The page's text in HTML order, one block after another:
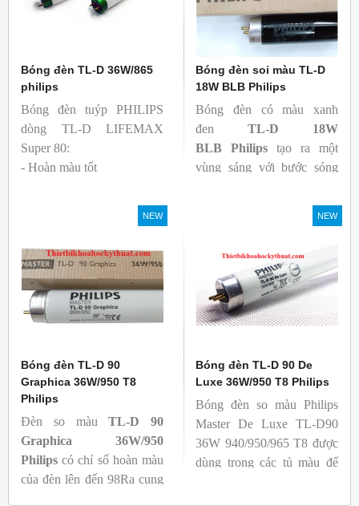
Bóng đèn TL-D 36W/865
philips
Bóng đèn tuýp PHILIPS
dòng TL-D LIFEMAX
Super 80:
- Hoàn màu tốt
cả ban đầu và trong suốt
tuổi thọ của bóng đèn, với
thông cao
- Tạo ra từ màu trắng ấm
đến ánh sáng ban ngày mát
mẻ
Bóng đèn soi màu TL-D
18W BLB Philips
Bóng đèn có màu xanh
đen TL-D 18W
BLB
Philips tạo ra một
vùng sáng với bước sóng
sắc trực quan. Giúp người
dùng có thể phát hiện và
và keo trong sản phẩm.
NEW
Bóng đèn TL-D 90
Graphica 36W/950 T8
Philips
Đèn so màu TL-D 90
Graphica 36W/950
Philips có chỉ số hoàn màu
của đèn lên đến 98Ra cung
NEW
Bóng đèn TL-D 90 De
Luxe 36W/950 T8 Philips
Bóng đèn so màu Philips
Master De Luxe TL-D90
36W 940/950/965 T8 được
dùng trong các tủ màu để